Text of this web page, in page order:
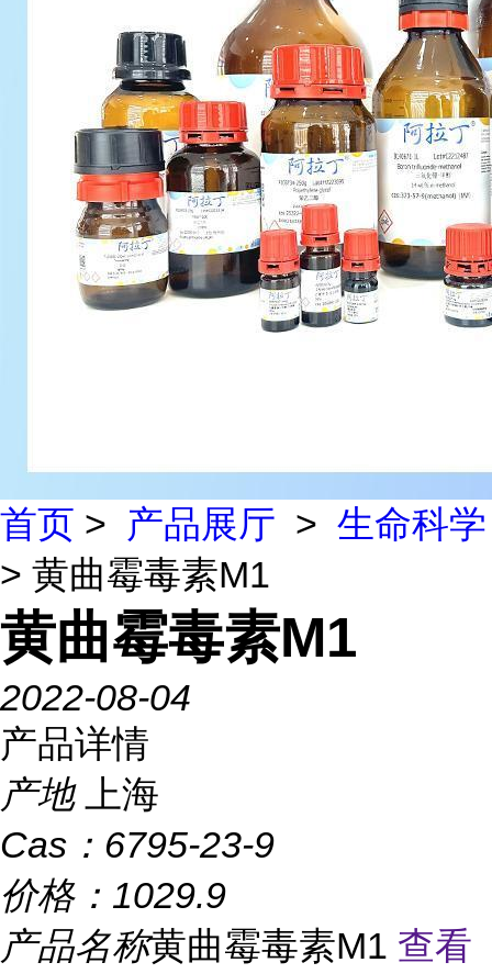
首页 > 产品展厅 > 生命科学
> 黄曲霉毒素M1
黄曲霉毒素M1
2022-08-04
产品详情
产地
上海
Cas： 6795-23-9
价格： 1029.9
产品名称黄曲霉毒素M1 查看